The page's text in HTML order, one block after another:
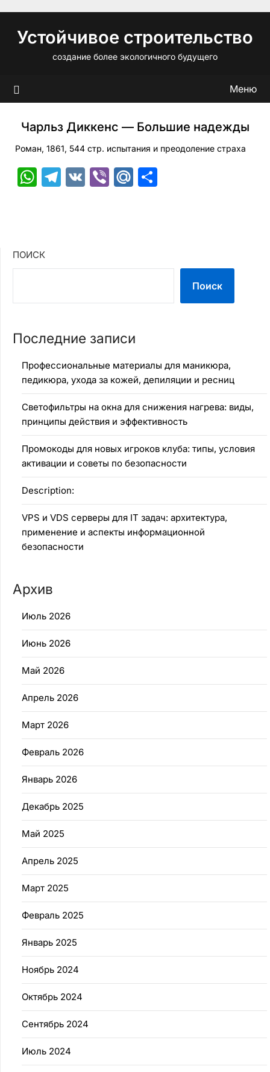
содержимому
Устойчивое строительство
создание более экологичного будущего
Меню
Чарльз Диккенс — Большие надежды
Роман, 1861, 544 стр. испытания и преодоление страха
WhatsApp
Telegram
VK ViberMail.Ru
ПОИСК
Поиск
Последние записи
Профессиональные материалы для маникюра,
педикюра, ухода за кожей, депиляции и ресниц
Светофильтры на окна для снижения нагрева: виды,
принципы действия и эффективность
Промокоды для новых игроков клуба: типы, условия
активации и советы по безопасности
Description:
VPS и VDS серверы для IT задач: архитектура,
применение и аспекты информационной
безопасности
Архив
Июль 2026
Июнь 2026
Май 2026
Апрель 2026
Март 2026
Февраль 2026
Январь 2026
Декабрь 2025
Май 2025
Апрель 2025
Март 2025
Февраль 2025
Январь 2025
Ноябрь 2024
Октябрь 2024
Сентябрь 2024
Июль 2024